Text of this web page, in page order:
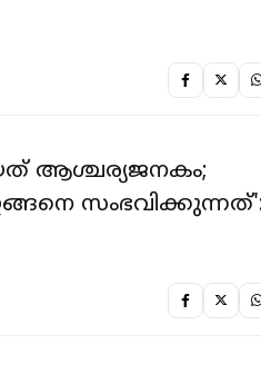
ആശ്ചര്യജനകം;